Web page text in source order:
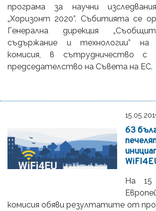
програма за научни
„Хоризонт 2020”. Събитията се
Генерална дирекция
съдържание и технологии” на
комисия, в сътрудничество с
председателство на Съвета на ЕС.
63
На 15
комисия обяви резултатите от